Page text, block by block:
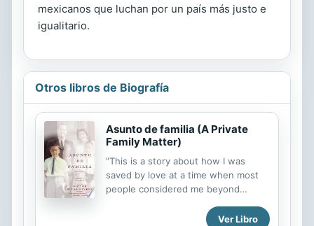
mexicanos que luchan por un país más justo e
igualitario.
Otros libros de Biografía
Asunto de familia (A Private
Family Matter)
"This is a story about how I was
saved by love at a time when most
people considered me beyond
this powerful chronicle of how he
Ver Libro